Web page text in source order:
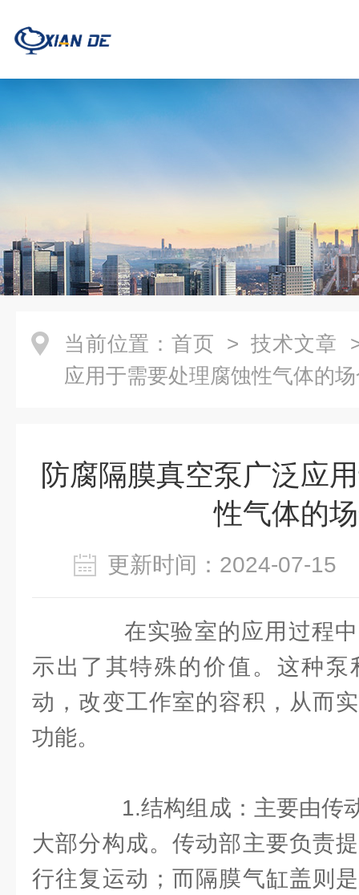
当前位置： 首页 > 技术文章
应用于需要处理腐蚀性气体的
防腐隔膜真空泵广泛应
性气体的
更新时间：2024-07-
在实验室的应用过程中
示出了其特殊的价值。这种
动，改变工作室的容积，从而
功能。
1.结构组成：主要由传
大部分构成。传动部主要负责
行往复运动；而隔膜气缸盖则